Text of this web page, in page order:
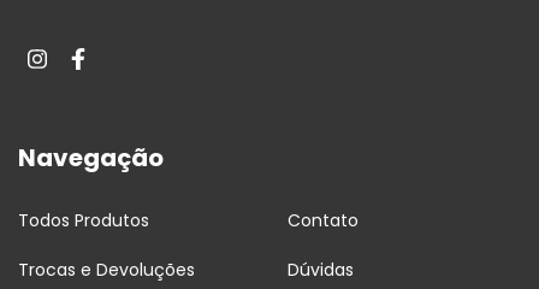
Navegação
Todos Produtos Contato
Trocas e Devoluções Dúvidas